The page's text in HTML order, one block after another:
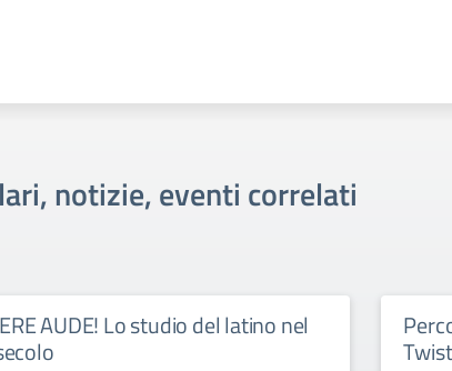
notizie, eventi correlati
AUDE! Lo studio del latino nel
Twist